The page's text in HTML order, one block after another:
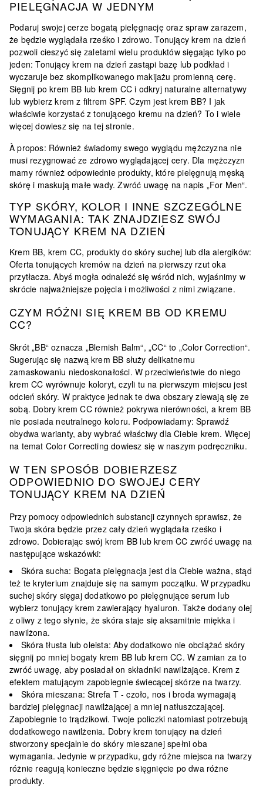
PIELĘGNACJA W JEDNYM
Podaruj swojej cerze bogatą pielęgnację oraz spraw zarazem,
że będzie wyglądała rześko i zdrowo. Tonujący krem na dzień
pozwoli cieszyć się zaletami wielu produktów sięgając tylko po
jeden: Tonujący krem na dzień zastąpi bazę lub podkład i
wyczaruje bez skomplikowanego makijażu promienną cerę.
Sięgnij po krem BB lub krem CC i odkryj naturalne alternatywy
lub wybierz krem z filtrem SPF. Czym jest krem BB? I jak
właściwie korzystać z tonującego kremu na dzień? To i wiele
więcej dowiesz się na tej stronie.
À propos: Również świadomy swego wyglądu mężczyzna nie
musi rezygnować ze zdrowo wyglądającej cery. Dla mężczyzn
mamy również odpowiednie produkty, które pielęgnują męską
skórę i maskują małe wady. Zwróć uwagę na napis „For Men“.
TYP SKÓRY, KOLOR I INNE SZCZEGÓLNE
WYMAGANIA: TAK ZNAJDZIESZ SWÓJ
TONUJĄCY KREM NA DZIEŃ
Krem BB, krem CC, produkty do skóry suchej lub dla alergików:
Oferta tonujących kremów na dzień na pierwszy rzut oka
przytłacza. Abyś mogła odnaleźć się wśród nich, wyjaśnimy w
skrócie najważniejsze pojęcia i możliwości z nimi związane.
CZYM RÓŻNI SIĘ KREM BB OD KREMU
CC?
Skrót „BB“ oznacza „Blemish Balm“, „CC“ to „Color Correction“.
Sugerując się nazwą krem BB służy delikatnemu
zamaskowaniu niedoskonałości. W przeciwieństwie do niego
krem CC wyrównuje koloryt, czyli tu na pierwszym miejscu jest
odcień skóry. W praktyce jednak te dwa obszary zlewają się ze
sobą. Dobry krem CC również pokrywa nierówności, a krem BB
nie posiada neutralnego koloru. Podpowiadamy: Sprawdź
obydwa warianty, aby wybrać właściwy dla Ciebie krem. Więcej
na temat Color Correcting dowiesz się w naszym podręczniku.
W TEN SPOSÓB DOBIERZESZ
ODPOWIEDNIO DO SWOJEJ CERY
TONUJĄCY KREM NA DZIEŃ
Przy pomocy odpowiednich substancji czynnych sprawisz, że
Twoja skóra będzie przez cały dzień wyglądała rześko i
zdrowo. Dobierając swój krem BB lub krem CC zwróć uwagę na
następujące wskazówki:
Skóra sucha: Bogata pielęgnacja jest dla Ciebie ważna, stąd
też te kryterium znajduje się na samym początku. W przypadku
suchej skóry sięgaj dodatkowo po pielęgnujące serum lub
wybierz tonujący krem zawierający hyaluron. Także dodany olej
z oliwy z tego słynie, że skóra staje się aksamitnie miękka i
nawilżona.
Skóra tłusta lub oleista: Aby dodatkowo nie obciążać skóry
sięgnij po mniej bogaty krem BB lub krem CC. W zamian za to
zwróć uwagę, aby posiadał on składniki nawilżające. Krem z
efektem matującym zapobiegnie świecącej skórze na twarzy.
Skóra mieszana: Strefa T - czoło, nos i broda wymagają
bardziej pielęgnacji nawilżającej a mniej natłuszczającej.
Zapobiegnie to trądzikowi. Twoje policzki natomiast potrzebują
dodatkowego nawilżenia. Dobry krem tonujący na dzień
stworzony specjalnie do skóry mieszanej spełni oba
wymagania. Jedynie w przypadku, gdy różne miejsca na twarzy
różnie reagują konieczne będzie sięgnięcie po dwa różne
produkty.